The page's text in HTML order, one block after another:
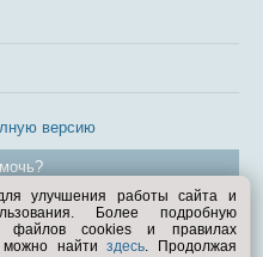
версию
улучшения работы сайта и
Более подробную
файлов cookies и правилах
можно найтиздесь. Продолжая